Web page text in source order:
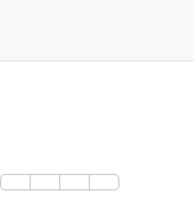
content